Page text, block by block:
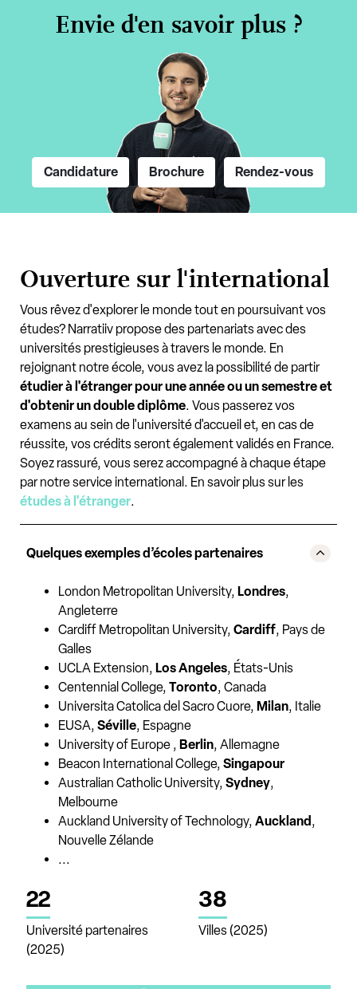
Envie d'en savoir plus ?
Candidature Brochure Rendez-vous
Ouverture sur l'international
Vous rêvez d'explorer le monde tout en poursuivant vos
études? Narratiiv propose des partenariats avec des
universités prestigieuses à travers le monde. En
rejoignant notre école, vous avez la possibilité de partir
étudier à l'étranger pour une année ou un semestre et
d'obtenir un double diplôme. Vous passerez vos
examens au sein de l'université d'accueil et, en cas de
réussite, vos crédits seront également validés en France.
Soyez rassuré, vous serez accompagné à chaque étape
par notre service international. En savoir plus sur les
études à l'étranger.
Quelques exemples d’écoles partenaires
London Metropolitan University, Londres,
Angleterre
Cardiff Metropolitan University, Cardiff, Pays de
Galles
UCLA Extension, Los Angeles, États-Unis
Centennial College, Toronto, Canada
Universita Catolica del Sacro Cuore, Milan, Italie
EUSA, Séville, Espagne
University of Europe , Berlin, Allemagne
Beacon International College, Singapour
Australian Catholic University, Sydney,
Melbourne
Auckland University of Technology, Auckland ,
Nouvelle Zélande
...
22
Université partenaires
(2025)
38
Villes (2025)